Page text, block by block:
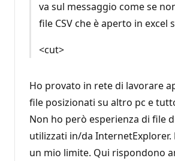
va sul messaggio come se
file CSV che è aperto in excel
<cut>
Ho provato in rete di lavorare
file posizionati su altro pc e
Non ho però esperienza di file
utilizzati in/da InternetExplorer.
un mio limite. Qui rispondono